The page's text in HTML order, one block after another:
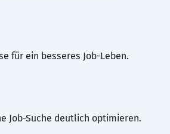
für ein besseres Job-Leben.
Job-Suche deutlich optimieren.